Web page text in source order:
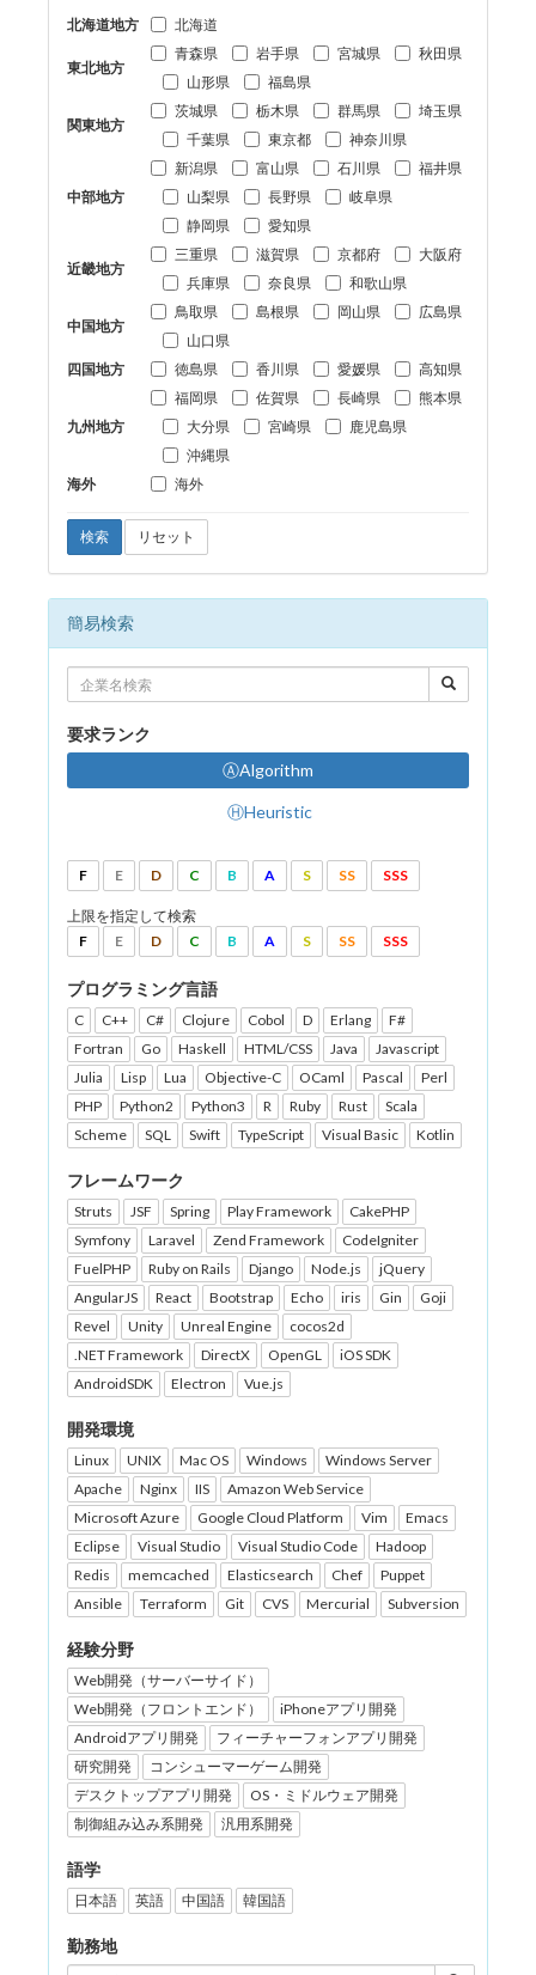
北海道地方
北海道
東北地方
青森県 岩手県 宮城県
秋田県
山形県
福島県
関東地方
茨城県 栃木県 群馬県
埼玉県
千葉県
東京都 神奈川県
中部地方
新潟県 富山県 石川県
福井県
山梨県
長野県
岐阜県
静岡県
愛知県
近畿地方
三重県 滋賀県 京都府
大阪府
兵庫県
奈良県 和歌山県
中国地方
鳥取県 島根県 岡山県
広島県
山口県
四国地方
徳島県 香川県 愛媛県 高知県
九州地方
福岡県 佐賀県 長崎県
熊本県
大分県
宮崎県
鹿児島県
沖縄県
海外
海外
検索 リセット
簡易検索
要求ランク
ⒶAlgorithm
ⒽHeuristic
F E D C B A S SS SSS
上限を指定して検索
F
E D C B A S SS SSS
プログラミング言語
C C++ C# Clojure Cobol D Erlang
F#
Fortran
Go Haskell HTML/CSS Java
Javascript
Julia
Lisp Lua Objective-C OCaml Pascal
Perl
PHP
Python2 Python3 R Ruby Rust
Scala
Scheme
SQL Swift TypeScript Visual Basic Kotlin
フレームワーク
Struts JSF Spring Play Framework
CakePHP
Symfony
Laravel Zend Framework
CodeIgniter
FuelPHP
Ruby on Rails Django Node.js
jQuery
AngularJS
React Bootstrap Echo iris Gin
Goji
Revel
Unity Unreal Engine
cocos2d
.NET Framework
DirectX OpenGL
iOS SDK
AndroidSDK
Electron Vue.js
開発環境
Linux UNIX Mac OS Windows
Windows Server
Apache
Nginx IIS
Amazon Web Service
Microsoft Azure
Google Cloud Platform Vim
Emacs
Eclipse
Visual Studio Visual Studio Code
Hadoop
Redis
memcached Elasticsearch Chef
Puppet
Ansible
Terraform Git CVS Mercurial Subversion
経験分野
Web開発（サーバーサイド）
Web開発（フロントエンド）
iPhoneアプリ開発
Androidアプリ開発
フィーチャーフォンアプリ開発
研究開発
コンシューマーゲーム開発
デスクトップアプリ開発
OS・ミドルウェア開発
制御組み込み系開発
汎用系開発
語学
日本語 英語 中国語 韓国語
勤務地